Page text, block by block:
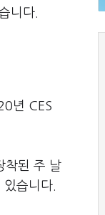
니다.
년 CES
착된 주 날
습니다.